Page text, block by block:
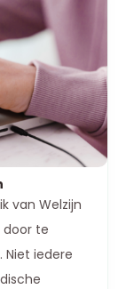
van Welzijn
te
Niet iedere